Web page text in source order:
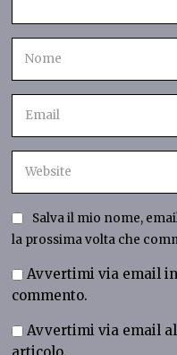
Salva il mio nome,
la prossima volta che
Avvertimi via email
commento.
Avvertimi via email